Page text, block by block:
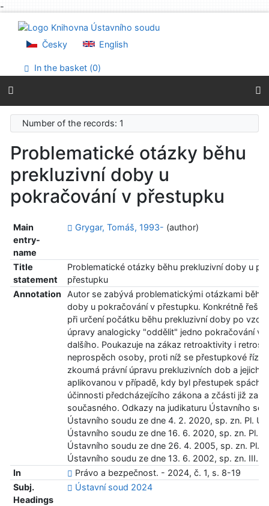
-
Go to menu
Accessibility declaration
Česky English
In the basket (0)
Number of the records: 1
Problematické otázky běhu
prekluzivní doby u
pokračování v přestupku
Main
entry-
name
Grygar, Tomáš, 1993- (author)
Title
statement
Problematické otázky běhu prekluzivní doby u
přestupku
Annotation
Autor se zabývá problematickými otázkami běhu
doby u pokračování v přestupku. Konkrétně řeší
při určení počátku běhu prekluzivní doby po
úpravy analogicky "oddělit" jedno pokračování v
dalšího. Poukazuje na zákaz retroaktivity i
neprospěch osoby, proti níž se přestupkové
zkoumá právní úpravu prekluzivních dob a jejich
aplikovanou v případě, kdy byl přestupek
účinnosti předcházejícího zákona a zčásti již za
současného. Odkazy na judikaturu Ústavního
Ústavního soudu ze dne 4. 2. 2020, sp. zn. Pl.
Ústavního soudu ze dne 16. 6. 2020, sp. zn. Pl.
Ústavního soudu ze dne 26. 4. 2005, sp. zn. Pl.
Ústavního soudu ze dne 13. 6. 2002, sp. zn. III.
In
Právo a bezpečnost. - 2024, č. 1, s. 8-19
Subj.
Headings
Ústavní soud 2024